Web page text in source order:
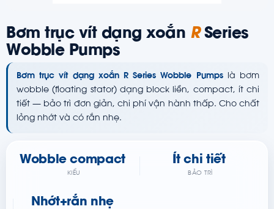
Bơm trục vít dạng xoắn RSeries
Wobble Pumps
Bơm trục vít dạng xoắn R Series Wobble Pumpslà bơm
wobble (floating stator) dạng block liền, compact, ít chi
tiết — bảo trì đơn giản, chi phí vận hành thấp. Cho chất
lỏng nhớt và có rắn nhẹ.
Wobble compact
KIỂU
Ít chi tiết
BẢO TRÌ
Nhớt+rắn nhẹ